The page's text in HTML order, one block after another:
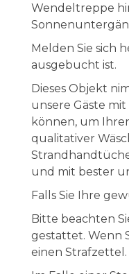
Wendeltreppe
Melden Sie sich
ausgebucht ist.
Dieses Objekt
unsere Gäste
können, um
qualitativer
und mit bester
Falls Sie Ihre
Bitte beachten
gestattet. Wenn
einen Strafzettel.